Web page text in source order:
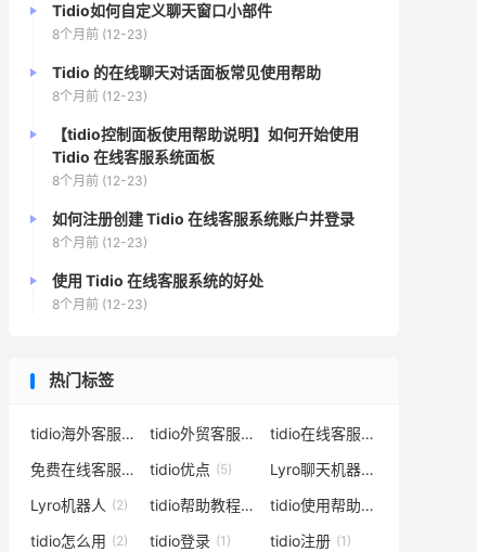
Tidio如何自定义聊天窗口小部件
8个月前 (12-23)
Tidio 的在线聊天对话面板常见使用帮助
8个月前 (12-23)
【tidio控制面板使用帮助说明】如何开始使用
Tidio 在线客服系统面板
8个月前 (12-23)
如何注册创建 Tidio 在线客服系统账户并登录
8个月前 (12-23)
使用 Tidio 在线客服系统的好处
8个月前 (12-23)
热门标签
tidio海外客服(17) tidio外贸客服(16) tidio在线客服(14)
免费在线客服(10)tidio优点 (5) Lyro聊天机器人
Lyro机器人 (2) tidio帮助教程(2) tidio使用帮助
(2)
tidio怎么用 (2) tidio登录 (1) tidio注册 (1)